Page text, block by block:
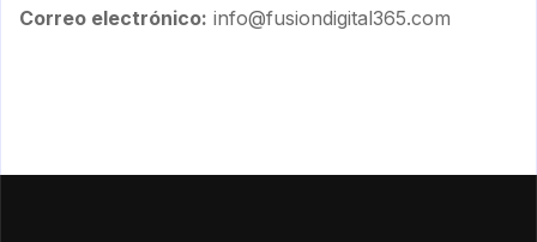
Correo electrónico: info@fusiondigital365.com